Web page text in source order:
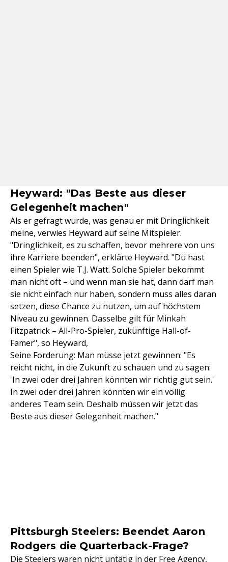
Heyward: "Das Beste aus dieser
Gelegenheit machen"
Als er gefragt wurde, was genau er mit Dringlichkeit
meine, verwies Heyward auf seine Mitspieler.
"Dringlichkeit, es zu schaffen, bevor mehrere von uns
ihre Karriere beenden", erklärte Heyward. "Du hast
einen Spieler wie T.J. Watt. Solche Spieler bekommt
man nicht oft – und wenn man sie hat, dann darf man
sie nicht einfach nur haben, sondern muss alles daran
setzen, diese Chance zu nutzen, um auf höchstem
Niveau zu gewinnen. Dasselbe gilt für Minkah
Fitzpatrick – All-Pro-Spieler, zukünftige Hall-of-
Famer", so Heyward,
Seine Forderung: Man müsse jetzt gewinnen: "Es
reicht nicht, in die Zukunft zu schauen und zu sagen:
'In zwei oder drei Jahren könnten wir richtig gut sein.'
In zwei oder drei Jahren könnten wir ein völlig
anderes Team sein. Deshalb müssen wir jetzt das
Beste aus dieser Gelegenheit machen."
Pittsburgh Steelers: Beendet Aaron
Rodgers die Quarterback-Frage?
Die Steelers waren nicht untätig in der Free Agency,